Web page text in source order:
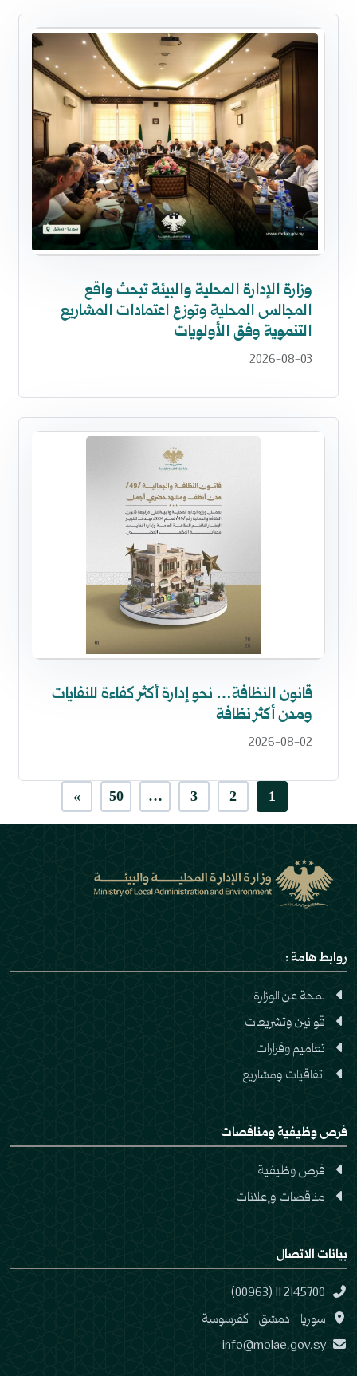
وزارة الإدارة المحلية والبيئة تبحث واقع
المجالس المحلية وتوزع اعتمادات المشاريع
التنموية وفق الأولويات
2026-08-03
قانون النظافة… نحو إدارة أكثر كفاءة للنفايات
ومدن أكثر نظافة
2026-08-02
1
2
3
…
50
»
روابط هامة :
لمحة عن الوزارة
قوانين وتشريعات
تعاميم وقرارات
اتفاقيات ومشاريع
فرص وظيفية ومناقصات
فرص وظيفية
مناقصات وإعلانات
بيانات الاتصال
(00963) 11 2145700
سوريا - دمشق - كفرسوسة